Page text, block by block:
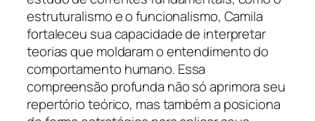
estruturalismo e o funcionalismo, Camila
fortaleceu sua capacidade de interpretar
teorias que moldaram o entendimento do
comportamento humano. Essa
compreensão profunda não só aprimora seu
repertório teórico, mas também a posiciona